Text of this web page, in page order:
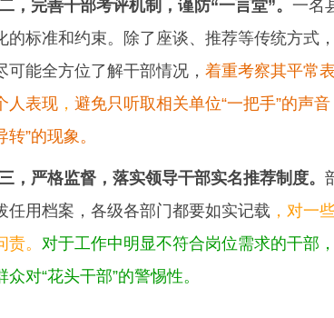
，完善干部考评机制，谨防“一言堂”。 一名
的标准和约束。除了座谈、推荐等传统方式
可能全方位了解干部情况， 着重考察其平常
人表现 ， 避免只听取相关单位“一把手”的声
转”的现象。
，严格监督，落实领导干部实名推荐制度。
任用档案，各级各部门都要如实记载 ，对一
责。 对于工作中明显不符合岗位需求的干部
众对“花头干部”的警惕性。